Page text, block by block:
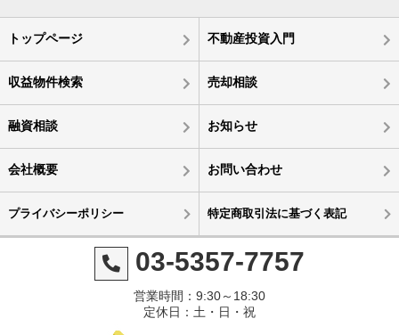
トップページ 不動産投資入門
収益物件検索 売却相談
融資相談 お知らせ
会社概要 お問い合わせ
プライバシーポリシー 特定商取引法に基づく表記
03-5357-7757
営業時間：9:30～18:30
定休日：土・日・祝